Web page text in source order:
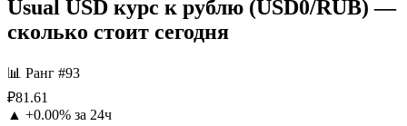
Usual USD курс к рублю (USD0/RUB) —
сколько стоит сегодня
📊 Ранг #93
₽81.61
▲ +0.00% за 24ч